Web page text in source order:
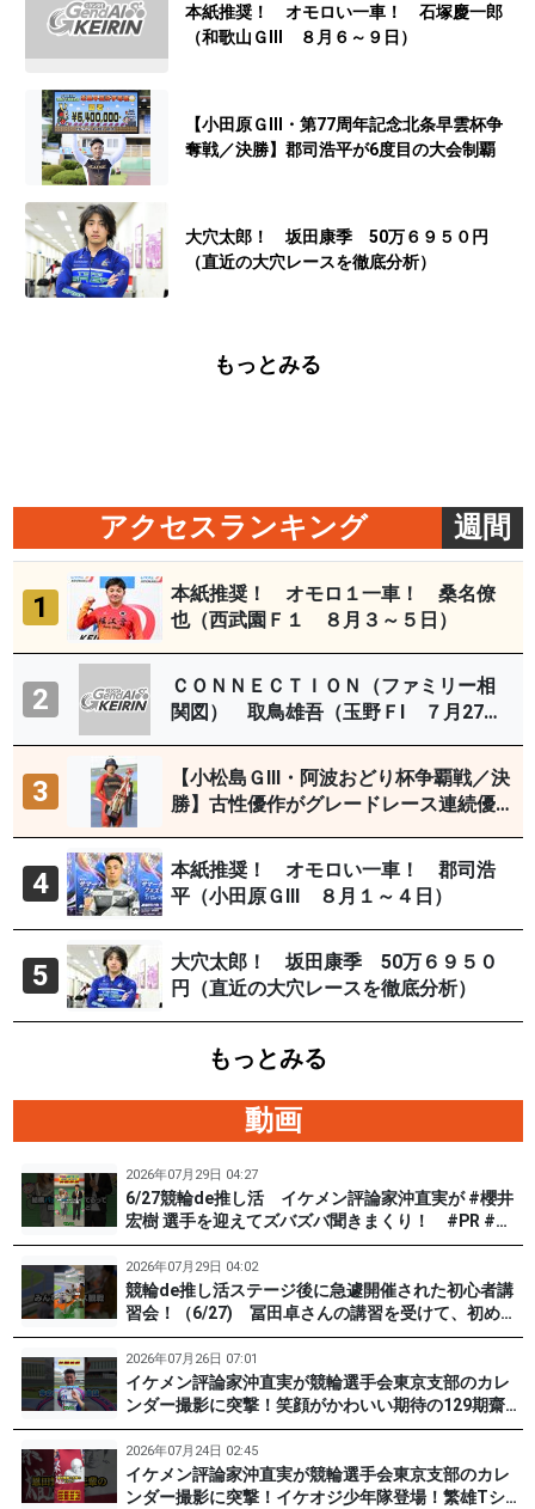
本紙推奨！ オモロい一車！ 石塚慶一郎
（和歌山ＧⅢ ８月６～９日）
【小田原ＧⅢ・第77周年記念北条早雲杯争
奪戦／決勝】郡司浩平が6度目の大会制覇
大穴太郎！ 坂田康季 50万６９５０円
（直近の大穴レースを徹底分析）
もっとみる
アクセスランキング 週間
1
本紙推奨！ オモロ１一車！ 桑名僚
也（西武園Ｆ１ ８月３～５日）
2
ＣＯＮＮＥＣＴＩＯＮ（ファミリー相
関図） 取鳥雄吾（玉野ＦⅠ ７月27～
3
【小松島ＧⅢ・阿波おどり杯争覇戦／決
勝】古性優作がグレードレース連続優
4
本紙推奨！ オモロい一車！ 郡司浩
平（小田原ＧⅢ ８月１～４日）
5
大穴太郎！ 坂田康季 50万６９５０
円（直近の大穴レースを徹底分析）
もっとみる
動画
2026年07月29日 04:27
6/27競輪de推し活 イケメン評論家沖直実が #櫻井
宏樹 選手を迎えてズバズバ聞きまくり！ #PR #松
戸けいりん #和田健太郎
2026年07月29日 04:02
競輪de推し活ステージ後に急遽開催された初心者講
習会！（6/27) 冨田卓さんの講習を受けて、初めて
チャレンジした女子たち。果たして…？ #PR #松戸
けいりん #和田健太郎 #沖直実
2026年07月26日 07:01
イケメン評論家沖直実が競輪選手会東京支部のカレ
ンダー撮影に突撃！笑顔がかわいい期待の129期齋藤
宏樹選手登場！ #pr #松戸けいりん
2026年07月24日 02:45
イケメン評論家沖直実が競輪選手会東京支部のカレ
ンダー撮影に突撃！イケオジ少年隊登場！繁雄Tシャ